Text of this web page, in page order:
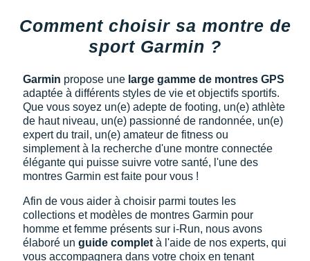
Comment choisir sa montre de
sport Garmin ?
Garmin propose une large gamme de montres GPS
adaptée à différents styles de vie et objectifs sportifs.
Que vous soyez un(e) adepte de footing, un(e) athlète
de haut niveau, un(e) passionné de randonnée, un(e)
expert du trail, un(e) amateur de fitness ou
simplement à la recherche d'une montre connectée
élégante qui puisse suivre votre santé, l'une des
montres Garmin est faite pour vous !
Afin de vous aider à choisir parmi toutes les
collections et modèles de montres Garmin pour
homme et femme présents sur i-Run, nous avons
élaboré un guide complet à l'aide de nos experts, qui
vous accompagnera dans votre choix en tenant